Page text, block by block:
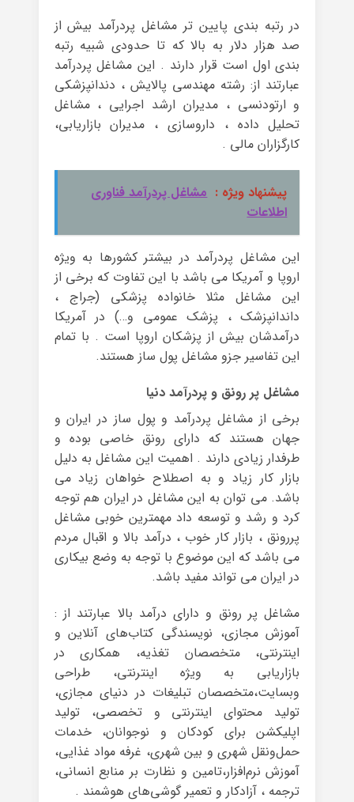
در رتبه بندی پایین تر مشاغل پردرآمد بیش از
صد هزار دلار به بالا که تا حدودی شبیه رتبه
بندی اول است قرار دارند . این مشاغل پردرآمد
عبارتند از: رشته مهندسی پالایش ، دندانپزشکی
و ارتودنسی ، مدیران ارشد اجرایی ، مشاغل
تحلیل داده ، داروسازی ، مدیران بازاریابی،
کارگزاران مالی .
پیشنهاد ویژه : مشاغل پردرآمد فناوری
اطلاعات
این مشاغل پردرآمد در بیشتر کشورها به ویژه
اروپا و آمریکا می باشد با این تفاوت که برخی از
این مشاغل مثلا خانواده پزشکی (جراج ،
داندانپزشک ، پزشک عمومی و…) در آمریکا
درآمدشان بیش از پزشکان اروپا است . با تمام
این تفاسیر جزو مشاغل پول ساز هستند.
مشاغل پر رونق و پردرآمد دنیا
برخی از مشاغل پردرآمد و پول ساز در ایران و
جهان هستند که دارای رونق خاصی بوده و
طرفدار زیادی دارند . اهمیت این مشاغل به دلیل
بازار کار زیاد و به اصطلاح خواهان زیاد می
باشد. می توان به این مشاغل در ایران هم توجه
کرد و رشد و توسعه داد مهمترین خوبی مشاغل
پررونق ، بازار کار خوب ، درآمد بالا و اقبال مردم
می باشد که این موضوع با توجه به وضع بیکاری
در ایران می تواند مفید باشد.
مشاغل پر رونق و دارای درآمد بالا عبارتند از :
آموزش مجازی، نویسندگی کتاب‌های آنلاین و
اینترنتی، متخصصان تغذیه، همکاری در
بازاریابی به ویژه اینترنتی، طراحی
وبسایت،متخصصان تبلیغات در دنیای مجازی،
تولید محتوای اینترنتی و تخصصی، تولید
اپلیکشن برای کودکان و نوجوانان، خدمات
حمل‌و‌نقل شهری و بین شهری، غرفه مواد غذایی،
آموزش نرم‌افزار،تامین و نظارت بر منابع انسانی،
ترجمه ، آزادکار و تعمیر گوشی‌های هوشمند .